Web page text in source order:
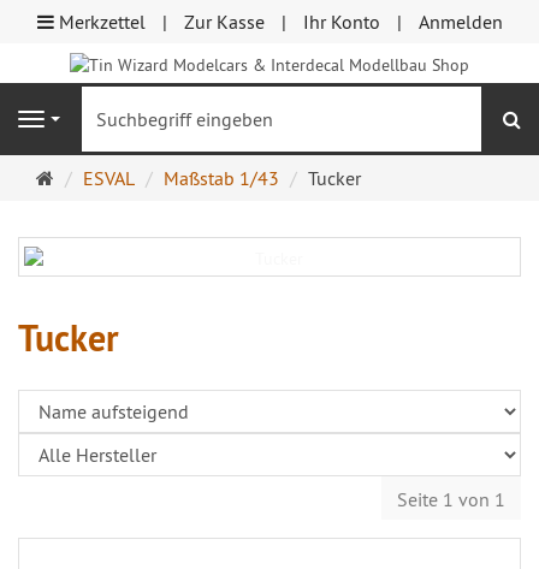
Merkzettel Zur Kasse Ihr Konto Anmelden
Navigation
Startseite
ESVAL Maßstab 1/43 Tucker
Tucker
Seite 1 von 1